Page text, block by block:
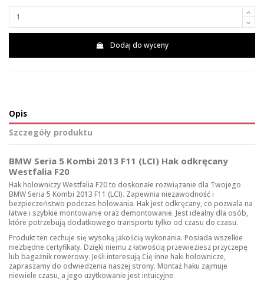
Dodaj do wyceny
Opis
Szczegóły produktu
BMW Seria 5 Kombi 2013 F11 (LCI) Hak odkręcany
Westfalia F20
Hak holowniczy Westfalia F20 to doskonałe rozwiązanie dla Twojego
BMW Seria 5 Kombi 2013 F11 (LCI). Zapewnia niezawodność i
bezpieczeństwo podczas holowania. Hak jest odkręcany, co pozwala na
łatwe i szybkie montowanie oraz demontowanie. Jest idealny dla osób,
które potrzebują dodatkowego transportu tylko od czasu do czasu.
Produkt ten cechuje się wysoką jakością wykonania. Posiada wszelkie
niezbędne certyfikaty. Dzięki niemu z łatwością przewieziesz przyczepę
lub bagażnik rowerowy. Jeśli interesują Cię inne haki holownicze,
zapraszamy do odwiedzenia naszej strony. Montaż haku zajmuje
niewiele czasu, a jego użytkowanie jest intuicyjne.